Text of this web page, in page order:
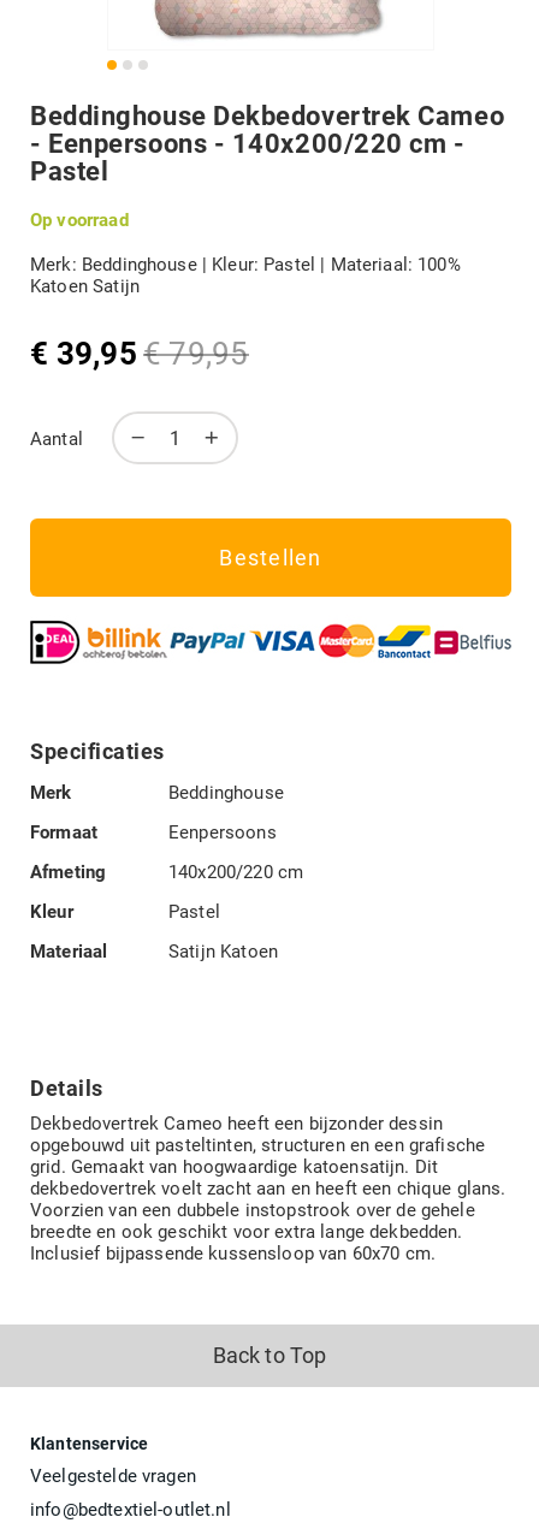
B-KEUZE
Mijn account
Terug
naar
het
de
Beddinghouse Dekbedovertrek Cameo
- Eenpersoons - 140x200/220 cm -
Pastel
Op voorraad
Merk: Beddinghouse | Kleur: Pastel | Materiaal: 100%
Katoen Satijn
Speciale
€ 39,95 € 79,95
Aantal
Bestellen
Specificaties
Specificaties
Merk
Beddinghouse
Formaat
Eenpersoons
Afmeting
140x200/220 cm
Kleur
Pastel
Materiaal
Satijn Katoen
Details
Dekbedovertrek Cameo heeft een bijzonder dessin
opgebouwd uit pasteltinten, structuren en een grafische
grid. Gemaakt van hoogwaardige katoensatijn. Dit
dekbedovertrek voelt zacht aan en heeft een chique glans.
Voorzien van een dubbele instopstrook over de gehele
breedte en ook geschikt voor extra lange dekbedden.
Inclusief bijpassende kussensloop van 60x70 cm.
Back to Top
Klantenservice
Veelgestelde vragen
info@bedtextiel-outlet.nl